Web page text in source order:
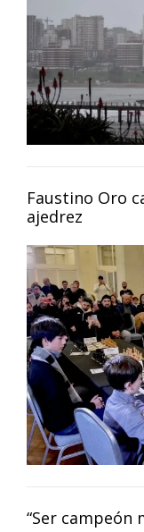
Faustino Oro
ajedrez
“Ser campeón